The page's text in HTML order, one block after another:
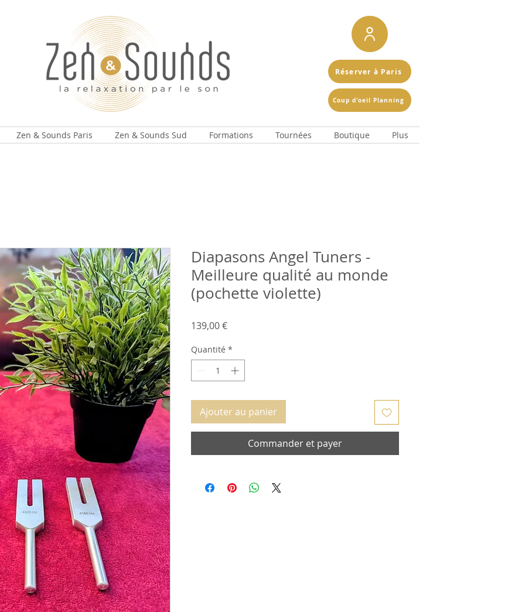
Réserver à Paris
Coup d'oeil Planning
Zen & Sounds Paris Zen & Sounds Sud Formations Tournées Boutique Plus
Diapasons Angel Tuners -
Meilleure qualité au monde
(pochette violette)
139,00 €Prix
Quantité *
Ajouter au panier
Commander et payer